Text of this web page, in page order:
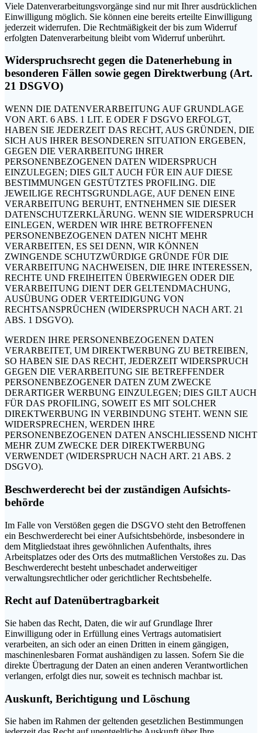
Viele Datenverarbeitungsvorgänge sind nur mit Ihrer ausdrücklichen
Einwilligung möglich. Sie können eine bereits erteilte Einwilligung
jederzeit widerrufen. Die Rechtmäßigkeit der bis zum Widerruf
erfolgten Datenverarbeitung bleibt vom Widerruf unberührt.
Widerspruchsrecht gegen die Datenerhebung in
besonderen Fällen sowie gegen Direktwerbung (Art.
21 DSGVO)
WENN DIE DATENVERARBEITUNG AUF GRUNDLAGE
VON ART. 6 ABS. 1 LIT. E ODER F DSGVO ERFOLGT,
HABEN SIE JEDERZEIT DAS RECHT, AUS GRÜNDEN, DIE
SICH AUS IHRER BESONDEREN SITUATION ERGEBEN,
GEGEN DIE VERARBEITUNG IHRER
PERSONENBEZOGENEN DATEN WIDERSPRUCH
EINZULEGEN; DIES GILT AUCH FÜR EIN AUF DIESE
BESTIMMUNGEN GESTÜTZTES PROFILING. DIE
JEWEILIGE RECHTSGRUNDLAGE, AUF DENEN EINE
VERARBEITUNG BERUHT, ENTNEHMEN SIE DIESER
DATENSCHUTZERKLÄRUNG. WENN SIE WIDERSPRUCH
EINLEGEN, WERDEN WIR IHRE BETROFFENEN
PERSONENBEZOGENEN DATEN NICHT MEHR
VERARBEITEN, ES SEI DENN, WIR KÖNNEN
ZWINGENDE SCHUTZWÜRDIGE GRÜNDE FÜR DIE
VERARBEITUNG NACHWEISEN, DIE IHRE INTERESSEN,
RECHTE UND FREIHEITEN ÜBERWIEGEN ODER DIE
VERARBEITUNG DIENT DER GELTENDMACHUNG,
AUSÜBUNG ODER VERTEIDIGUNG VON
RECHTSANSPRÜCHEN (WIDERSPRUCH NACH ART. 21
ABS. 1 DSGVO).
WERDEN IHRE PERSONENBEZOGENEN DATEN
VERARBEITET, UM DIREKTWERBUNG ZU BETREIBEN,
SO HABEN SIE DAS RECHT, JEDERZEIT WIDERSPRUCH
GEGEN DIE VERARBEITUNG SIE BETREFFENDER
PERSONENBEZOGENER DATEN ZUM ZWECKE
DERARTIGER WERBUNG EINZULEGEN; DIES GILT AUCH
FÜR DAS PROFILING, SOWEIT ES MIT SOLCHER
DIREKTWERBUNG IN VERBINDUNG STEHT. WENN SIE
WIDERSPRECHEN, WERDEN IHRE
PERSONENBEZOGENEN DATEN ANSCHLIESSEND NICHT
MEHR ZUM ZWECKE DER DIREKTWERBUNG
VERWENDET (WIDERSPRUCH NACH ART. 21 ABS. 2
DSGVO).
Beschwerde­recht bei der zuständigen Aufsichts­
behörde
Im Falle von Verstößen gegen die DSGVO steht den Betroffenen
ein Beschwerderecht bei einer Aufsichtsbehörde, insbesondere in
dem Mitgliedstaat ihres gewöhnlichen Aufenthalts, ihres
Arbeitsplatzes oder des Orts des mutmaßlichen Verstoßes zu. Das
Beschwerderecht besteht unbeschadet anderweitiger
verwaltungsrechtlicher oder gerichtlicher Rechtsbehelfe.
Recht auf Daten­übertrag­barkeit
Sie haben das Recht, Daten, die wir auf Grundlage Ihrer
Einwilligung oder in Erfüllung eines Vertrags automatisiert
verarbeiten, an sich oder an einen Dritten in einem gängigen,
maschinenlesbaren Format aushändigen zu lassen. Sofern Sie die
direkte Übertragung der Daten an einen anderen Verantwortlichen
verlangen, erfolgt dies nur, soweit es technisch machbar ist.
Auskunft, Berichtigung und Löschung
Sie haben im Rahmen der geltenden gesetzlichen Bestimmungen